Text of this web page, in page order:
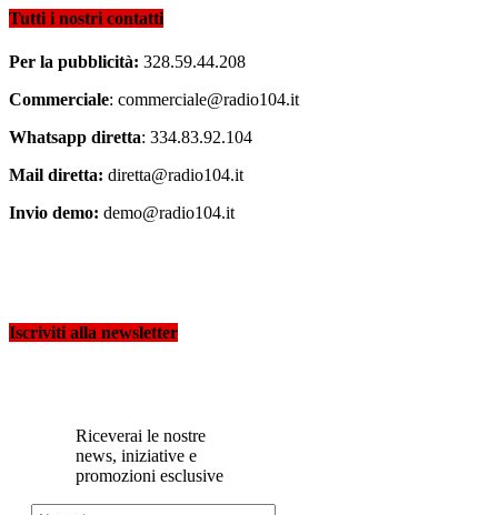
Tutti i nostri contatti
Per la pubblicità: 328.59.44.208
Commerciale: commerciale@radio104.it
Whatsapp diretta: 334.83.92.104
Mail diretta: diretta@radio104.it
Invio demo: demo@radio104.it
Iscriviti alla newsletter
Riceverai le nostre
news, iniziative e
promozioni esclusive